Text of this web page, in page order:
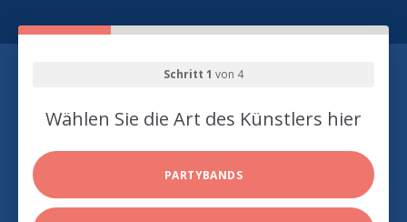
Schritt 1 von 4
Wählen Sie die Art des Künstlers hier
PARTYBANDS